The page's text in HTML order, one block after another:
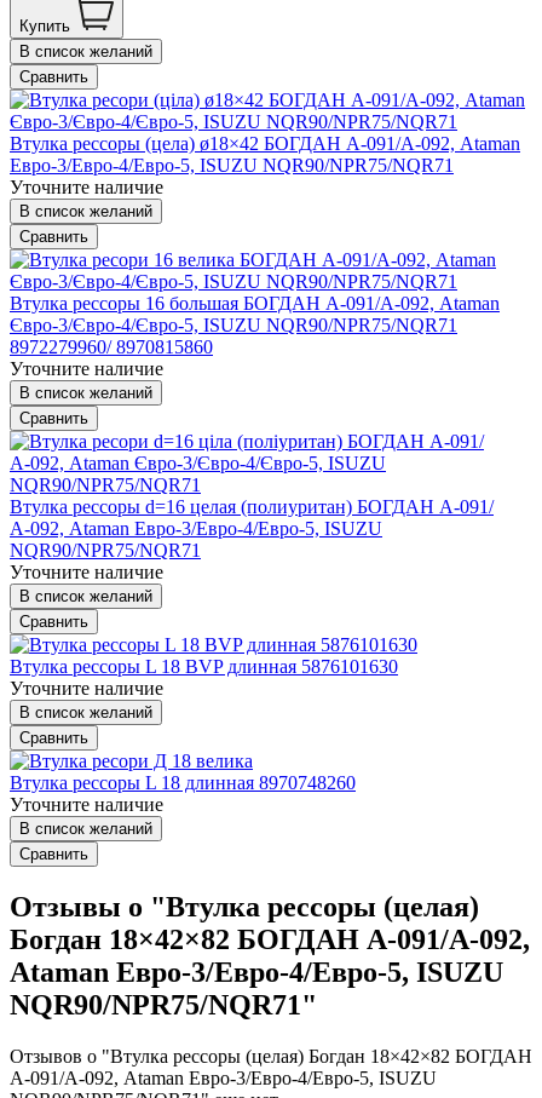
Купить
В список желаний
Сравнить
Втулка рессоры (цела) ø18×42 БОГДАН А-091/А-092, Ataman
Евро-3/Евро-4/Евро-5, ISUZU NQR90/NPR75/NQR71
Уточните наличие
В список желаний
Сравнить
Втулка рессоры 16 большая БОГДАН А-091/А-092, Ataman
Євро-3/Євро-4/Євро-5, ISUZU NQR90/NPR75/NQR71
8972279960/ 8970815860
Уточните наличие
В список желаний
Сравнить
Втулка рессоры d=16 целая (полиуритан) БОГДАН А-091/
А-092, Ataman Евро-3/Евро-4/Евро-5, ISUZU
NQR90/NPR75/NQR71
Уточните наличие
В список желаний
Сравнить
Втулка рессоры L 18 BVP длинная 5876101630
Уточните наличие
В список желаний
Сравнить
Втулка рессоры L 18 длинная 8970748260
Уточните наличие
В список желаний
Сравнить
Отзывы о "Втулка рессоры (целая)
Богдан 18×42×82 БОГДАН А-091/А-092,
Ataman Евро-3/Евро-4/Евро-5, ISUZU
NQR90/NPR75/NQR71"
Отзывов о "Втулка рессоры (целая) Богдан 18×42×82 БОГДАН
А-091/А-092, Ataman Евро-3/Евро-4/Евро-5, ISUZU